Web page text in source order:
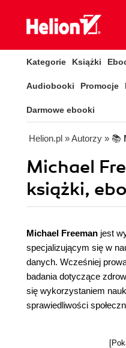
Kategorie Książki
Audiobooki Promocje
Darmowe ebooki
Helion.pl » Autorzy » 📚
Michael
książki,
Michael Freeman jest
specjalizującym się w
danych. Wcześniej
badania dotyczące
się wykorzystaniem
sprawiedliwości